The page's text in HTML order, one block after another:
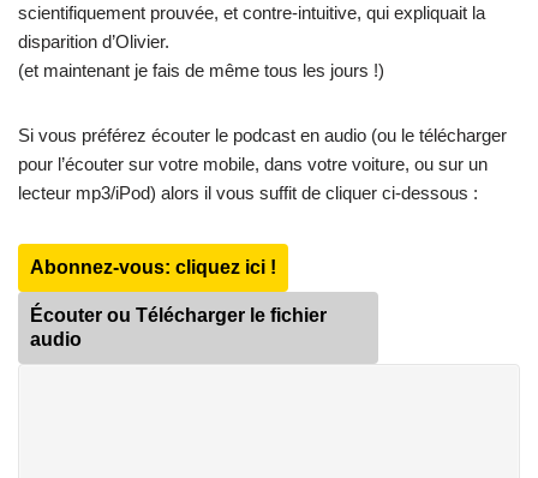
scientifiquement prouvée, et contre-intuitive, qui expliquait la
disparition d’Olivier.
(et maintenant je fais de même tous les jours !)
Si vous préférez écouter le podcast en audio (ou le télécharger
pour l’écouter sur votre mobile, dans votre voiture, ou sur un
lecteur mp3/iPod) alors il vous suffit de cliquer ci-dessous :
Abonnez-vous: cliquez ici !
Écouter ou Télécharger le fichier
audio